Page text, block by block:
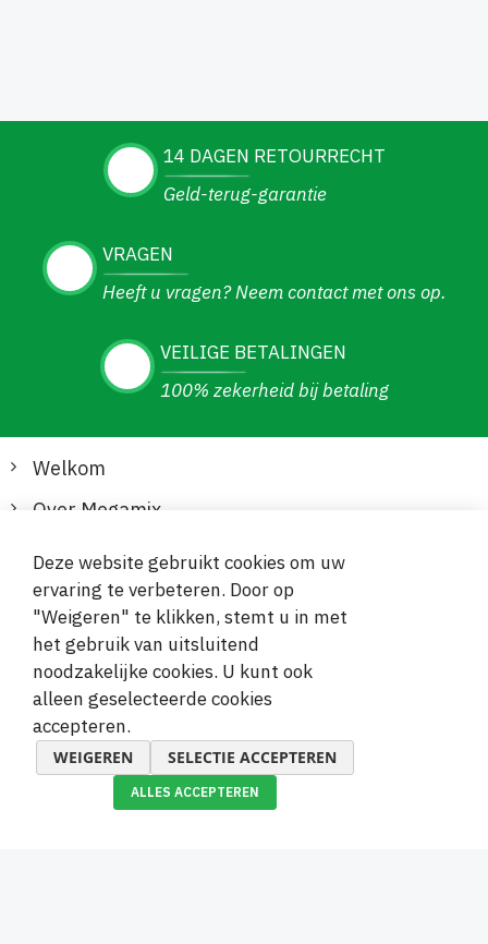
14 DAGEN RETOURRECHT
Geld-terug-garantie
VRAGEN
Heeft u vragen? Neem contact met ons op.
VEILIGE BETALINGEN
100% zekerheid bij betaling
Welkom
Over Megamix
Informatie
Klantenservice
Veilige en gemakkelijke betalingen
Deze website gebruikt cookies om uw
ervaring te verbeteren. Door op
"Weigeren" te klikken, stemt u in met
het gebruik van uitsluitend
noodzakelijke cookies. U kunt ook
alleen geselecteerde cookies
accepteren.
WEIGEREN SELECTIE ACCEPTEREN
ALLES ACCEPTEREN